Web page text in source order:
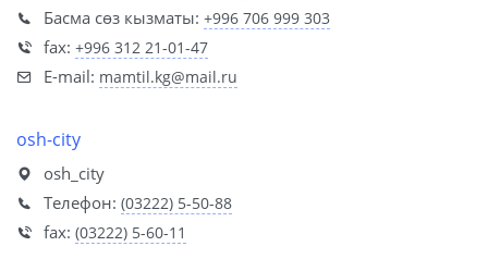
Басма сөз кызматы: +996 706 999 303
fax: +996 312 21-01-47
E-mail: mamtil.kg@mail.ru
osh-city
osh_city
Телефон: (03222) 5-50-88
fax: (03222) 5-60-11